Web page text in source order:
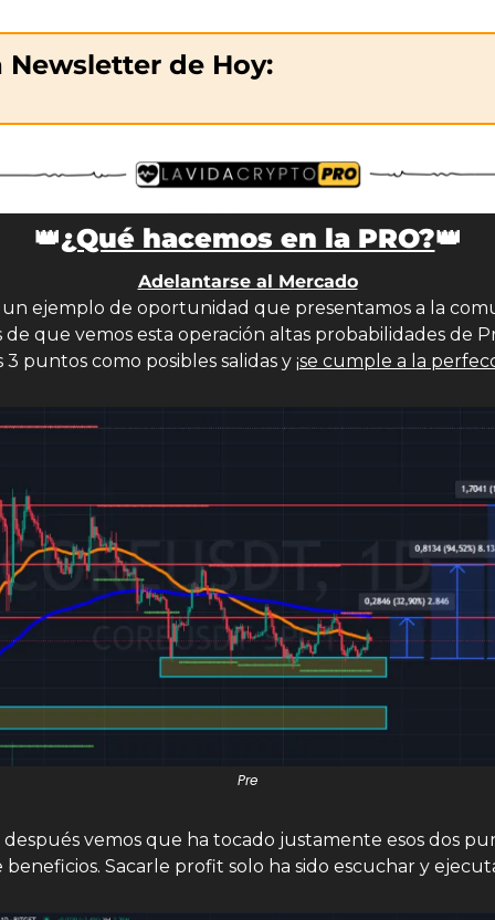
Newsletter de Hoy:
👑¿Qué hacemos en la PRO?👑
Adelantarse al Mercado
un ejemplo de oportunidad que presentamos a la
de que vemos esta operación altas probabilidades de
3 puntos como posibles salidas y ¡se cumple a la
Pre
vemos que ha tocado justamente esos dos
beneficios. Sacarle profit solo ha sido escuchar y